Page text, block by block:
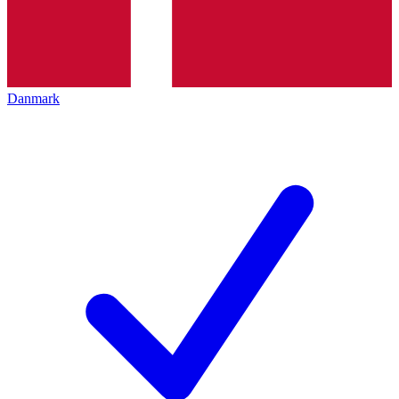
Danmark